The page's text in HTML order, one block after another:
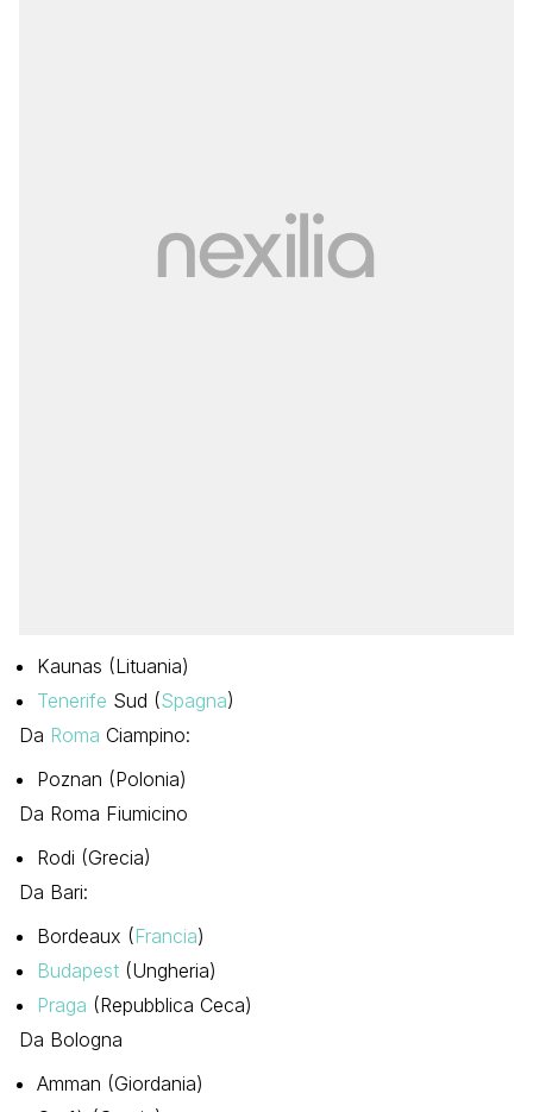
Kaunas (Lituania)
Tenerife Sud (Spagna)
Da Roma Ciampino:
Poznan (Polonia)
Da Roma Fiumicino
Rodi (Grecia)
Da Bari:
Bordeaux (Francia)
Budapest (Ungheria)
Praga (Repubblica Ceca)
Da Bologna
Amman (Giordania)